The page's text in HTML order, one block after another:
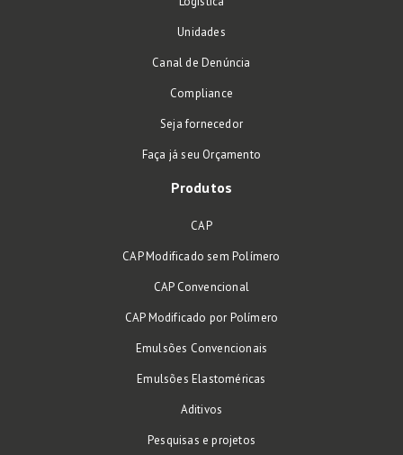
Unidades
Canal de Denúncia
Compliance
Seja fornecedor
Faça já seu Orçamento
Produtos
CAP
CAP Modificado sem Polímero
CAP Convencional
CAP Modificado por Polímero
Emulsões Convencionais
Emulsões Elastoméricas
Aditivos
Pesquisas e projetos